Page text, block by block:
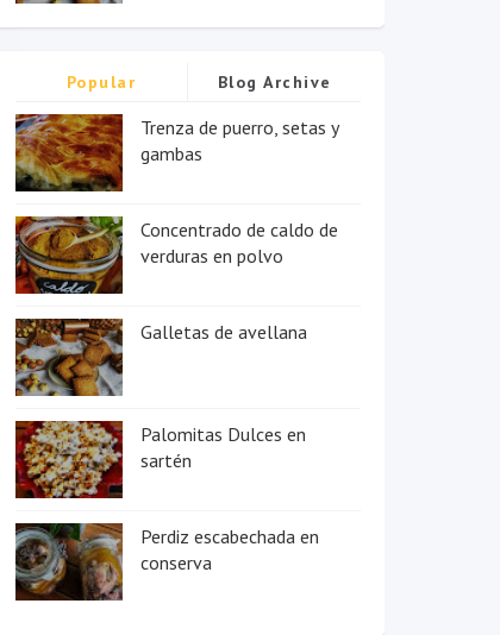
Popular Blog Archive
Trenza de puerro, setas y
gambas
Concentrado de caldo de
verduras en polvo
Galletas de avellana
Palomitas Dulces en
sartén
Perdiz escabechada en
conserva